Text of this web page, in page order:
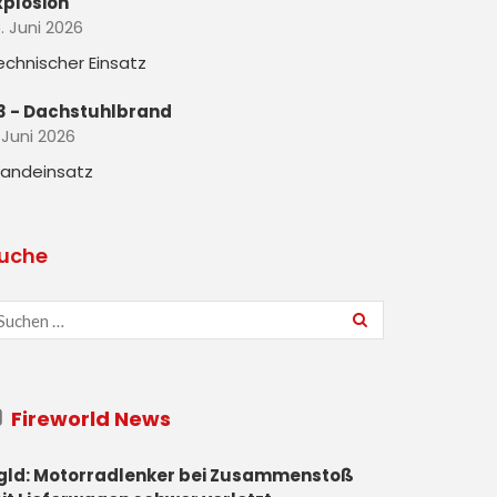
Juni 2026
Einsatz
- Dachstuhlbrand
2026
Fireworld News
Motorradlenker bei Zusammenstoß